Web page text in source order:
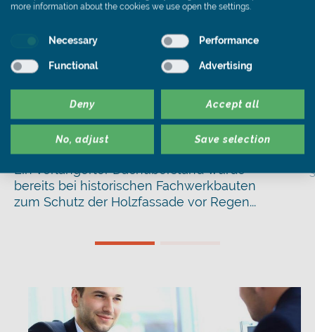
Wann macht die
Dachüberstandverlängerung
Sinn?
Ein verlängerter Dachüberstand wurde
bereits bei historischen Fachwerkbauten
zum Schutz der Holzfassade vor Regen...
more information about the cookies we use open the settings.
Necessary Performance
Functional Advertising
Deny Accept all
No, adjust Save selection